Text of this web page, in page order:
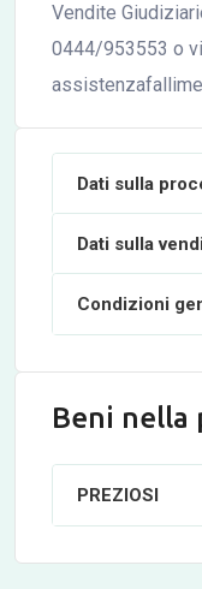
Vendite
0444/953553 o
Dati sulla
Dati sulla
Condizioni
Beni nella
PREZIOSI